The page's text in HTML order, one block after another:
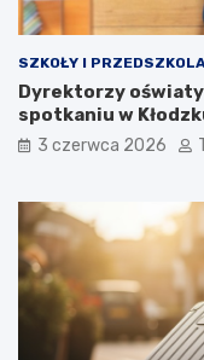
SZKOŁY I
Dyrektorzy oświaty
spotkaniu w
3 czerwca 2026